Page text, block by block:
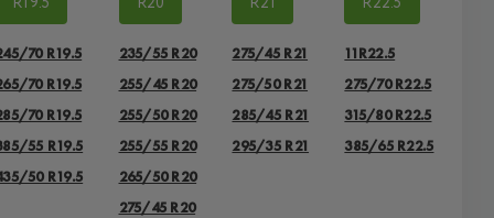
70 R19.5
70 R19.5
70 R19.5
55 R19.5
50 R19.5
235/55 R20
255/45 R20
255/50 R20
255/55 R20
265/50 R20
275/45 R20
275/45 R21
275/50 R21
285/45 R21
295/35 R21
11R22.5
275/70 R22.5
315/80 R22.5
385/65 R22.5